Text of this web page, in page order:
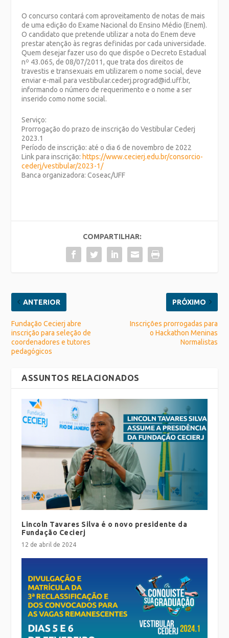
O concurso contará com aproveitamento de notas de mais
de uma edição do Exame Nacional do Ensino Médio (Enem).
O candidato que pretende utilizar a nota do Enem deve
prestar atenção às regras definidas por cada universidade.
Quem desejar fazer uso do que dispõe o Decreto Estadual
nº 43.065, de 08/07/2011, que trata dos direitos de
travestis e transexuais em utilizarem o nome social, deve
enviar e-mail para vestibular.cederj.prograd@id.uff.br,
informando o número de requerimento e o nome a ser
inserido como nome social.
Serviço:
Prorrogação do prazo de inscrição do Vestibular Cederj
2023.1
Período de inscrição: até o dia 6 de novembro de 2022
Link para inscrição:https://www.cecierj.edu.br/consorcio-
cederj/vestibular/2023-1/
Banca organizadora: Coseac/UFF
COMPARTILHAR:
ANTERIOR
Fundação Cecierj abre
inscrição para seleção de
coordenadores e tutores
pedagógicos
PRÓXIMO
Inscrições prorrogadas para
o Hackathon Meninas
Normalistas
ASSUNTOS RELACIONADOS
Lincoln Tavares Silva é o novo presidente da
Fundação Cecierj
12 de abril de 2024